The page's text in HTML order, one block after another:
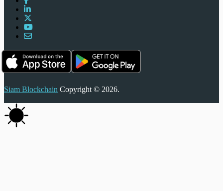
Siam Blockchain Copyright © 2026.